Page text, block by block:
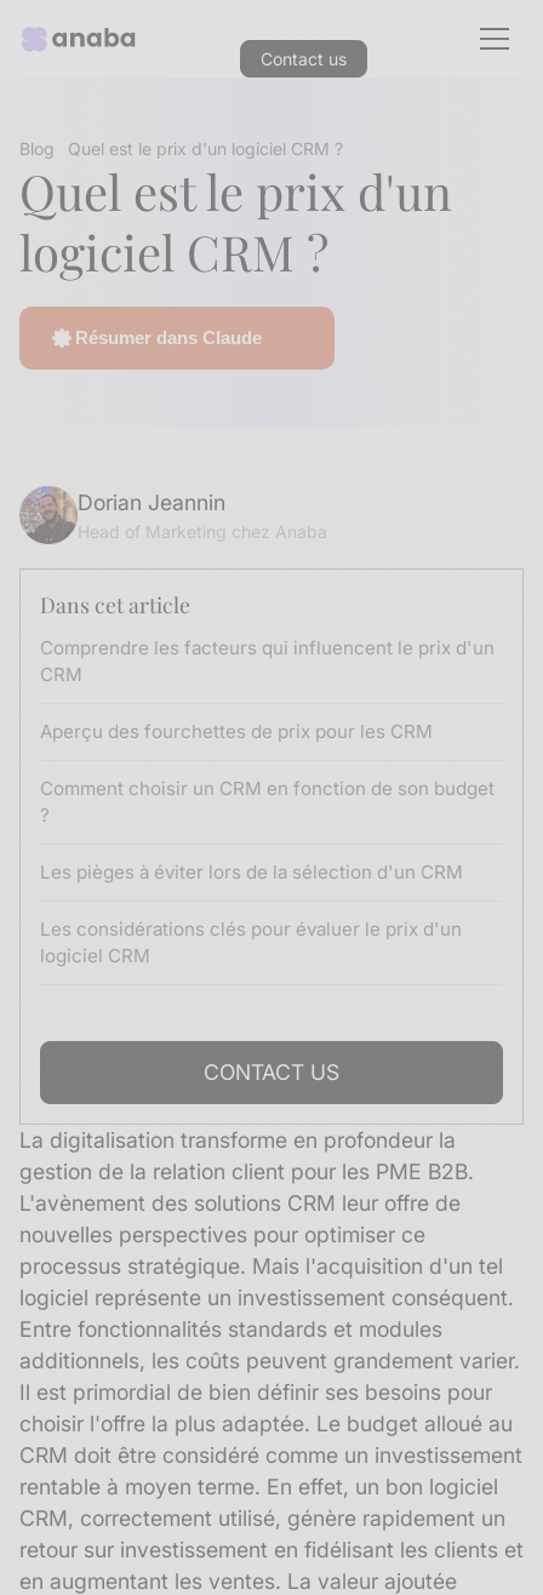
Contact us
Blog Quel est le prix d'un logiciel CRM ?
Quel est le prix d'un
logiciel CRM ?
Résumer dans Claude
Dorian Jeannin
Head of Marketing chez Anaba
Dans cet article
Comprendre les facteurs qui influencent le prix d'un
CRM
Aperçu des fourchettes de prix pour les CRM
Comment choisir un CRM en fonction de son budget
?
Les pièges à éviter lors de la sélection d'un CRM
Les considérations clés pour évaluer le prix d'un
logiciel CRM
CONTACT US
La digitalisation transforme en profondeur la
gestion de la relation client pour les PME B2B.
L'avènement des solutions CRM leur offre de
nouvelles perspectives pour optimiser ce
processus stratégique. Mais l'acquisition d'un tel
logiciel représente un investissement conséquent.
Entre fonctionnalités standards et modules
additionnels, les coûts peuvent grandement varier.
Il est primordial de bien définir ses besoins pour
choisir l'offre la plus adaptée. Le budget alloué au
CRM doit être considéré comme un investissement
rentable à moyen terme. En effet, un bon logiciel
CRM, correctement utilisé, génère rapidement un
retour sur investissement en fidélisant les clients et
en augmentant les ventes. La valeur ajoutée